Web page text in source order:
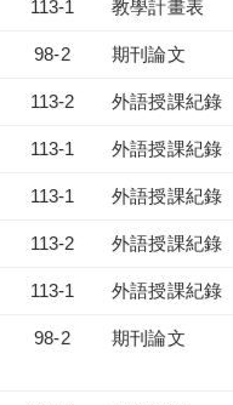
113-1 教學計畫表
98-2 期刊論文
113-2 外語授課紀錄
113-1 外語授課紀錄
113-1 外語授課紀錄
113-2 外語授課紀錄
113-1 外語授課紀錄
98-2 期刊論文